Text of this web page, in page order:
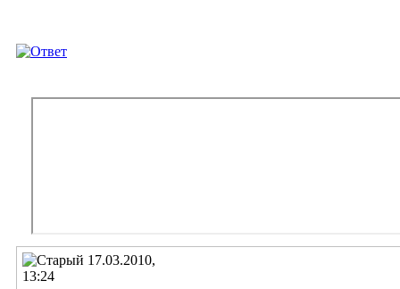
17.03.2010,
13:24